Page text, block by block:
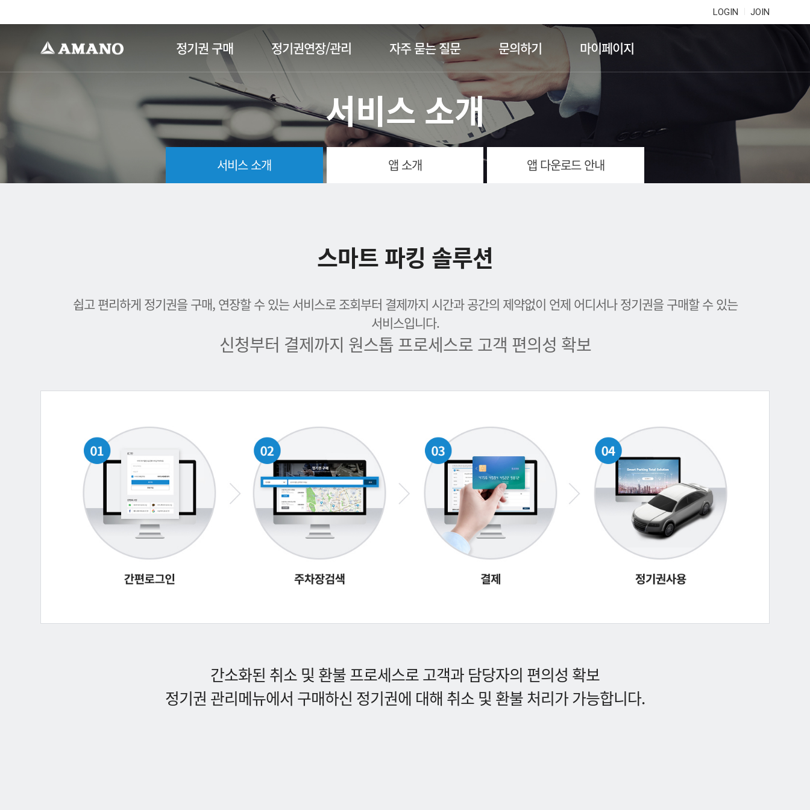
LOGIN JOIN
정기권 구매 정기권연장/관리 자주 묻는 질문 문의하기 마이페이지
서비스 소개
서비스 소개 앱 소개 앱 다운로드 안내
스마트 파킹 솔루션
쉽고 편리하게 정기권을 구매, 연장할 수 있는 서비스로 조회부터 결제까지 시간과 공간의 제약없이 언제 어디서나 정기권을 구매할 수 있는
서비스입니다.
신청부터 결제까지 원스톱 프로세스로 고객 편의성 확보
간소화된 취소 및 환불 프로세스로 고객과 담당자의 편의성 확보
정기권 관리메뉴에서 구매하신 정기권에 대해 취소 및 환불 처리가 가능합니다.